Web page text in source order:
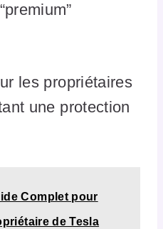
les propriétaires
une protection
Complet pour
de Tesla